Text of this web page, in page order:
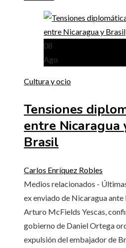
08
Ago
Cultura y ocio
Tensiones
entre Nicaragua
Brasil
Carlos Enríquez Robles
Medios relacionados -
ex enviado de Nicaragua ante
Arturo McFields Yescas,
gobierno de Daniel Ortega
expulsión del embajador de